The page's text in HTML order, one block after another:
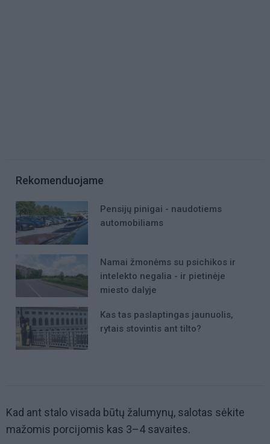
Rekomenduojame
Pensijų pinigai - naudotiems
automobiliams
Namai žmonėms su psichikos ir
intelekto negalia - ir pietinėje
miesto dalyje
Kas tas paslaptingas jaunuolis,
rytais stovintis ant tilto?
Kad ant stalo visada būtų žalumynų, salotas sėkite
mažomis porcijomis kas 3–4 savaites.